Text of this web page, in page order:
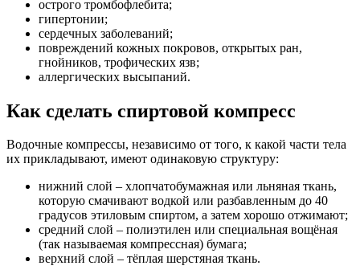
острого тромбофлебита;
гипертонии;
сердечных заболеваний;
повреждений кожных покровов, открытых ран,
гнойников, трофических язв;
аллергических высыпаний.
Как сделать спиртовой компресс
Водочные компрессы, независимо от того, к какой части тела
их прикладывают, имеют одинаковую структуру:
нижний слой – хлопчатобумажная или льняная ткань,
которую смачивают водкой или разбавленным до 40
градусов этиловым спиртом, а затем хорошо отжимают;
средний слой – полиэтилен или специальная вощёная
(так называемая компрессная) бумага;
верхний слой – тёплая шерстяная ткань.